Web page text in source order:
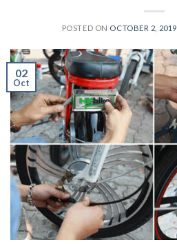
POSTED ON OCTOBER 2, 2019
02
Oct